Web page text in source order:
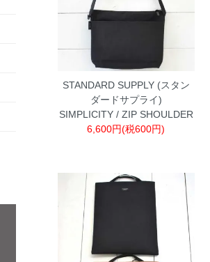
STANDARD SUPPLY (スタン
ダードサプライ)
SIMPLICITY / ZIP SHOULDER
6,600円(税600円)